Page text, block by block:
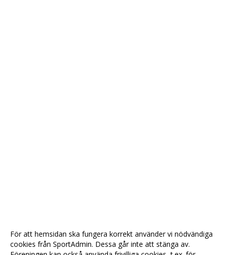
För att hemsidan ska fungera korrekt använder vi nödvändiga
cookies från SportAdmin. Dessa går inte att stänga av.